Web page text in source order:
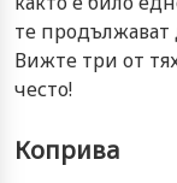
те продължават
Вижте три от
често!
Коприва